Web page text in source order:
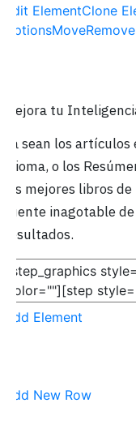
Edit ElementClone
OptionsMove
Mejora tu
Ya sean los
idioma, o los
los mejores libros
fuente inagotable
resultados.
Add Element
Add New Row